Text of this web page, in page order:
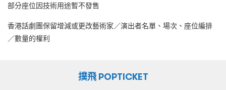
部分座位因技術用途暫不發售
香港話劇團保留增減或更改藝術家／演出者名單、場次、座位編排
／數量的權利
撲飛 POPTICKET